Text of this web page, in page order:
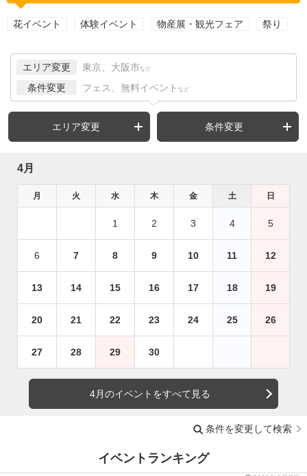
花イベント 体験イベント 物産展・観光フェア 祭り
エリア変更 東京、大阪市 など
条件変更 フェス、無料イベント など
エリア変更 条件変更
4月
月 火 水 木 金 土 日
1 2 3 4 5
6 7 8 9 10 11 12
13 14 15 16 17 18 19
20 21 22 23 24 25 26
27 28 29 30
4月のイベントをすべて見る
条件を変更して検索
イベントランキング